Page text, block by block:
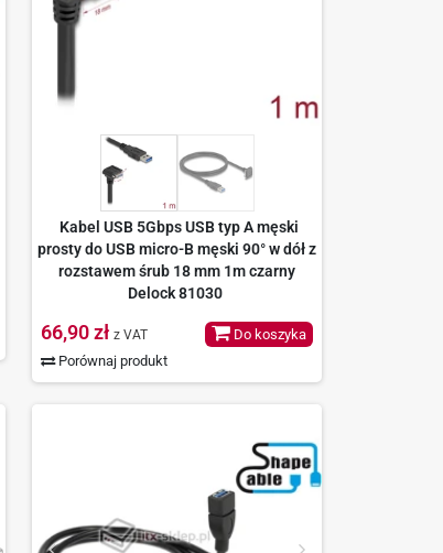
Kabel USB 5Gbps USB typ A męski
prosty do USB micro-B męski 90° w dół z
rozstawem śrub 18 mm 1m czarny
Delock 81030
66,90 zł z VAT
Porównaj produkt
Do koszyka